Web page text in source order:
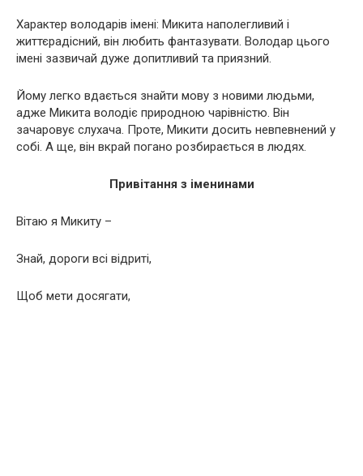
Характер володарів імені: Микита наполегливий і
життєрадісний, він любить фантазувати. Володар цього
імені зазвичай дуже допитливий та приязний.
Йому легко вдається знайти мову з новими людьми,
адже Микита володіє природною чарівністю. Він
зачаровує слухача. Проте, Микити досить невпевнений у
собі. А ще, він вкрай погано розбирається в людях.
Привітання з іменинами
Вітаю я Микиту –
Знай, дороги всі відриті,
Щоб мети досягати,